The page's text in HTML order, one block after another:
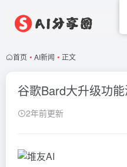
首页 • AI新闻 • 正文
谷歌Bard大升级功
2年前更新